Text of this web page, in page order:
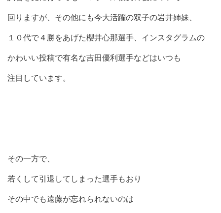
回りますが、その他にも今大活躍の双子の岩井姉妹、
１０代で４勝をあげた櫻井心那選手、インスタグラムの
かわいい投稿で有名な吉田優利選手などはいつも
注目しています。
その一方で、
若くして引退してしまった選手もおり
その中でも遠藤が忘れられないのは